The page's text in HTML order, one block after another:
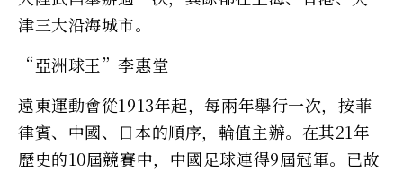
津三大沿海城市。
“亞洲球王”李惠堂
遠東運動會從1913年起，每兩年舉行一次，按菲
律賓、中國、日本的順序，輪值主辦。在其21年
歷史的10屆競賽中，中國足球連得9屆冠軍。已故